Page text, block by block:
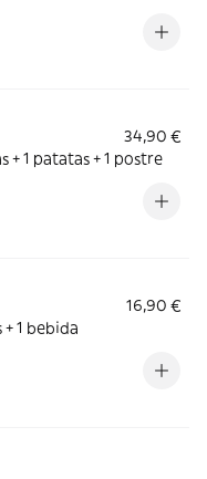
34,90 €
+ 1 patatas + 1 postre
16,90 €
+ 1 bebida